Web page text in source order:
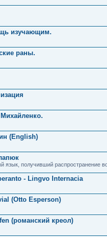
изучающим.
раны.
(English)
язык, получивший распространение
- Lingvo Internacia
(Otto Esperson)
(романский креол)